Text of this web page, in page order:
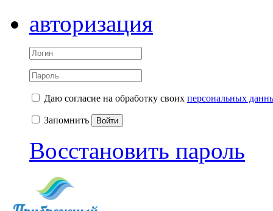
авторизация
Даю согласие на обработку своих персональных
Запомнить Войти
Восстановить пароль